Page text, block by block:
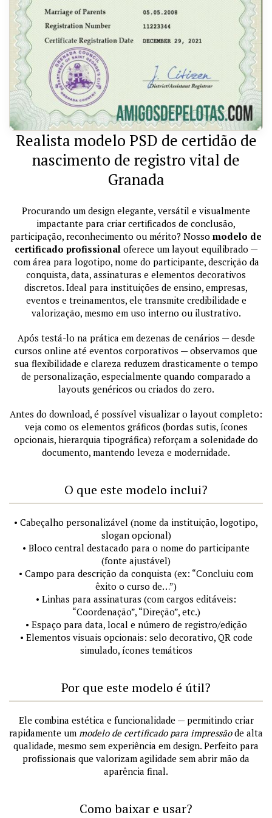
Realista modelo PSD de certidão de
nascimento de registro vital de
Granada
Procurando um design elegante, versátil e visualmente
impactante para criar certificados de conclusão,
participação, reconhecimento ou mérito? Nosso modelo de
certificado profissionaloferece um layout equilibrado —
com área para logotipo, nome do participante, descrição da
conquista, data, assinaturas e elementos decorativos
discretos. Ideal para instituições de ensino, empresas,
eventos e treinamentos, ele transmite credibilidade e
valorização, mesmo em uso interno ou ilustrativo.
Após testá-lo na prática em dezenas de cenários — desde
cursos online até eventos corporativos — observamos que
sua flexibilidade e clareza reduzem drasticamente o tempo
de personalização, especialmente quando comparado a
layouts genéricos ou criados do zero.
Antes do download, é possível visualizar o layout completo:
veja como os elementos gráficos (bordas sutis, ícones
opcionais, hierarquia tipográfica) reforçam a solenidade do
documento, mantendo leveza e modernidade.
O que este modelo inclui?
• Cabeçalho personalizável (nome da instituição, logotipo,
slogan opcional)
• Bloco central destacado para o nome do participante
(fonte ajustável)
• Campo para descrição da conquista (ex: “Concluiu com
êxito o curso de…”)
• Linhas para assinaturas (com cargos editáveis:
“Coordenação”, “Direção”, etc.)
• Espaço para data, local e número de registro/edição
• Elementos visuais opcionais: selo decorativo, QR code
simulado, ícones temáticos
Por que este modelo é útil?
Ele combina estética e funcionalidade — permitindo criar
rapidamente um modelo de certificado para impressãode alta
qualidade, mesmo sem experiência em design. Perfeito para
profissionais que valorizam agilidade sem abrir mão da
aparência final.
Como baixar e usar?